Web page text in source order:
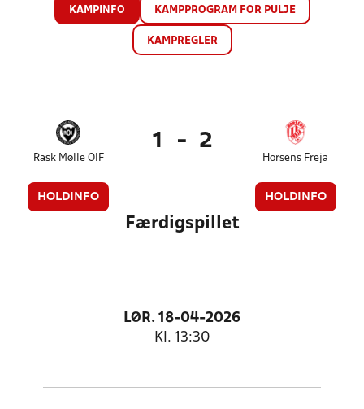
KAMPINFO KAMPPROGRAM FOR PULJE
KAMPREGLER
Rask Mølle OIF
HOLDINFO
1 - 2
Horsens Freja
HOLDINFO
Færdigspillet
LØR. 18-04-2026
Kl. 13:30